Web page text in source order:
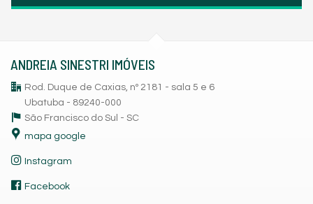
ANDREIA SINESTRI IMÓVEIS
Rod. Duque de Caxias, nº 2181 - sala 5 e 6
Ubatuba - 89240-000
São Francisco do Sul - SC
mapa google
Instagram
Facebook